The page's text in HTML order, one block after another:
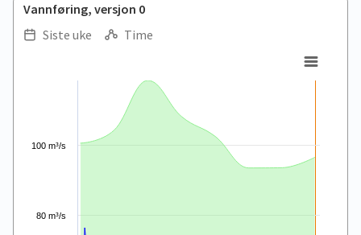
Vannføring, versjon 0
Siste uke
Time
The chart has 1 X axis displaying Time. Data ranges from
The chart has 1 Y axis displaying values. Data ranges from
80 m³/s
100 m³/s